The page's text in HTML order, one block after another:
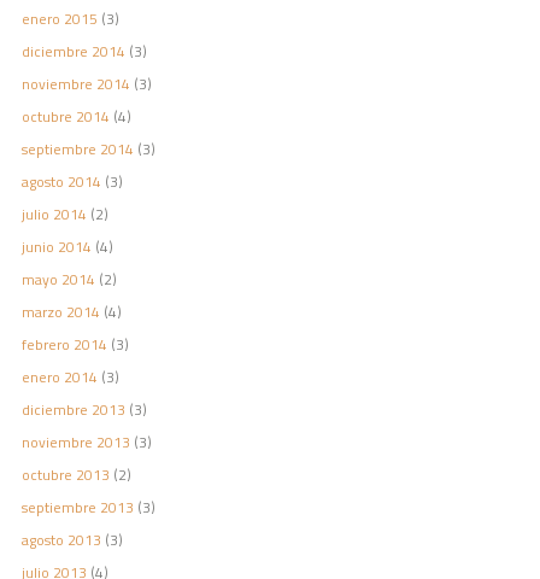
enero 2015 (3)
diciembre 2014 (3)
noviembre 2014 (3)
octubre 2014 (4)
septiembre 2014 (3)
agosto 2014 (3)
julio 2014 (2)
junio 2014 (4)
mayo 2014 (2)
marzo 2014 (4)
febrero 2014 (3)
enero 2014 (3)
diciembre 2013 (3)
noviembre 2013 (3)
octubre 2013 (2)
septiembre 2013 (3)
agosto 2013 (3)
julio 2013 (4)